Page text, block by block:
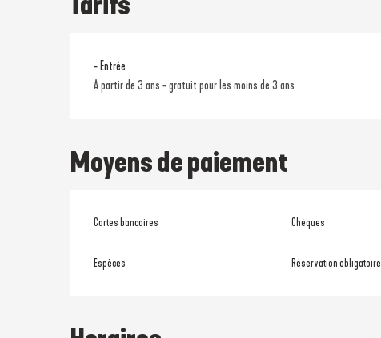
Tarifs 2026
- Entrée
A partir de 3 ans - gratuit pour les moins de 3 ans
Moyens de paiement
Cartes bancaires Chèques
Espèces Réservation obligatoire